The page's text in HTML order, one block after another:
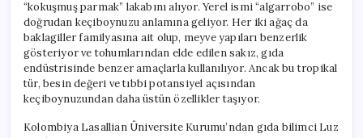
“kokuşmuş parmak” lakabını alıyor. Yerel ismi “algarrobo” ise
doğrudan keçiboynuzu anlamına geliyor. Her iki ağaç da
baklagiller familyasına ait olup, meyve yapıları benzerlik
gösteriyor ve tohumlarından elde edilen sakız, gıda
endüstrisinde benzer amaçlarla kullanılıyor. Ancak bu tropikal
tür, besin değeri ve tıbbi potansiyel açısından
keçiboynuzundan daha üstün özellikler taşıyor.
Kolombiya Lasallian Üniversite Kurumu’ndan gıda bilimci Luz